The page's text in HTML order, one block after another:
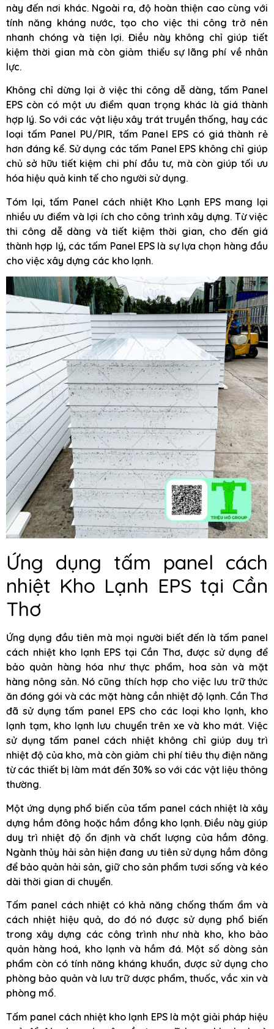
này đến nơi khác. Ngoài ra, độ hoàn thiện cao cùng với
tính năng kháng nước, tạo cho việc thi công trở nên
nhanh chóng và tiện lợi. Điều này không chỉ giúp tiết
kiệm thời gian mà còn giảm thiểu sự lãng phí về nhân
lực.
Không chỉ dừng lại ở việc thi công dễ dàng, tấm Panel
EPS còn có một ưu điểm quan trọng khác là giá thành
hợp lý. So với các vật liệu xây trát truyền thống, hay các
loại tấm Panel PU/PIR, tấm Panel EPS có giá thành rẻ
hơn đáng kể. Sử dụng các tấm Panel EPS không chỉ giúp
chủ sở hữu tiết kiệm chi phí đầu tư, mà còn giúp tối ưu
hóa hiệu quả kinh tế cho người sử dụng.
Tóm lại, tấm Panel cách nhiệt Kho Lạnh EPS mang lại
nhiều ưu điểm và lợi ích cho công trình xây dựng. Từ việc
thi công dễ dàng và tiết kiệm thời gian, cho đến giá
thành hợp lý, các tấm Panel EPS là sự lựa chọn hàng đầu
cho việc xây dựng các kho lạnh.
Ứng dụng tấm panel cách
nhiệt Kho Lạnh EPS tại Cần
Thơ
Ứng dụng đầu tiên mà mọi người biết đến là tấm panel
cách nhiệt kho lạnh EPS tại Cần Thơ, được sử dụng để
bảo quản hàng hóa như thực phẩm, hoa sản và mặt
hàng nông sản. Nó cũng thích hợp cho việc lưu trữ thức
ăn đóng gói và các mặt hàng cần nhiệt độ lạnh. Cần Thơ
đã sử dụng tấm panel EPS cho các loại kho lạnh, kho
lạnh tạm, kho lạnh lưu chuyển trên xe và kho mát. Việc
sử dụng tấm panel cách nhiệt không chỉ giúp duy trì
nhiệt độ của kho, mà còn giảm chi phí tiêu thụ điện năng
từ các thiết bị làm mát đến 30% so với các vật liệu thông
thường.
Một ứng dụng phổ biến của tấm panel cách nhiệt là xây
dựng hầm đông hoặc hầm đồng kho lạnh. Điều này giúp
duy trì nhiệt độ ổn định và chất lượng của hầm đông.
Ngành thủy hải sản hiện đang ưu tiên sử dụng hầm đông
để bảo quản hải sản, giữ cho sản phẩm tươi sống và kéo
dài thời gian di chuyển.
Tấm panel cách nhiệt có khả năng chống thấm ẩm và
cách nhiệt hiệu quả, do đó nó được sử dụng phổ biến
trong xây dựng các công trình như nhà kho, kho bảo
quản hàng hoá, kho lạnh và hầm đá. Một số dòng sản
phẩm còn có tính năng kháng khuẩn, được sử dụng cho
phòng bảo quản và lưu trữ dược phẩm, thuốc, vắc xin và
phòng mổ.
Tấm panel cách nhiệt kho lạnh EPS là một giải pháp hiệu